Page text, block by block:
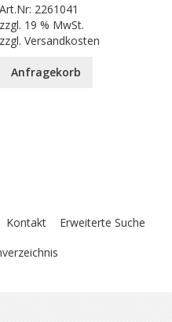
Art.Nr: 2261041
zzgl. 19 % MwSt.
zzgl.Versandkosten
Anfragekorb
Kontakt
Erweiterte Suche